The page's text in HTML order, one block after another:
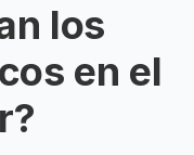
los
en el